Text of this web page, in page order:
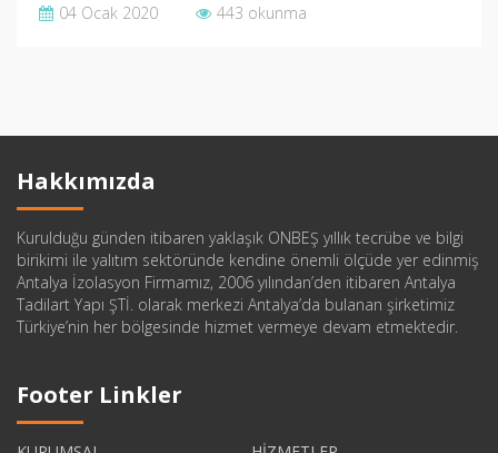
04 Ocak 2020 443 okunma
Hakkımızda
Kurulduğu günden itibaren yaklaşık ONBEŞ yıllık tecrübe ve bilgi
birikimi ile yalıtım sektöründe kendine önemli ölçüde yer edinmiş
Antalya İzolasyon Firmamız, 2006 yılından’den itibaren Antalya
Tadilart Yapı ŞTİ. olarak merkezi Antalya’da bulanan şirketimiz
Türkiye’nin her bölgesinde hizmet vermeye devam etmektedir.
Footer Linkler